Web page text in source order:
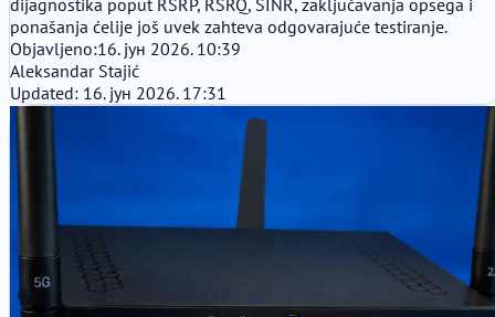
ponašanja ćelije još uvek zahteva odgovarajuće testiranje.
Objavljeno:16. јун 2026. 10:39
Aleksandar Stajić
Updated: 16. јун 2026. 17:31